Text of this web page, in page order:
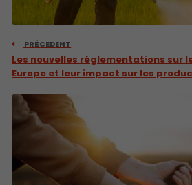
PRÉCEDENT
Les nouvelles réglementations sur
Europe et leur impact sur les